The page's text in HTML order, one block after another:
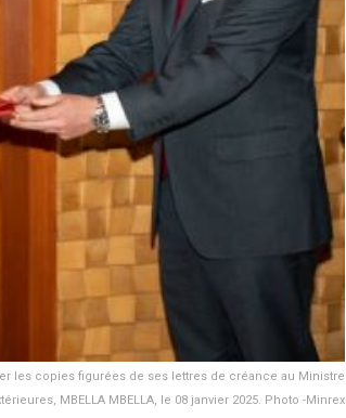
les copies figurées de ses lettres de créance au Ministre
MBELLA MBELLA, le 08 janvier 2025. Photo -Minrex